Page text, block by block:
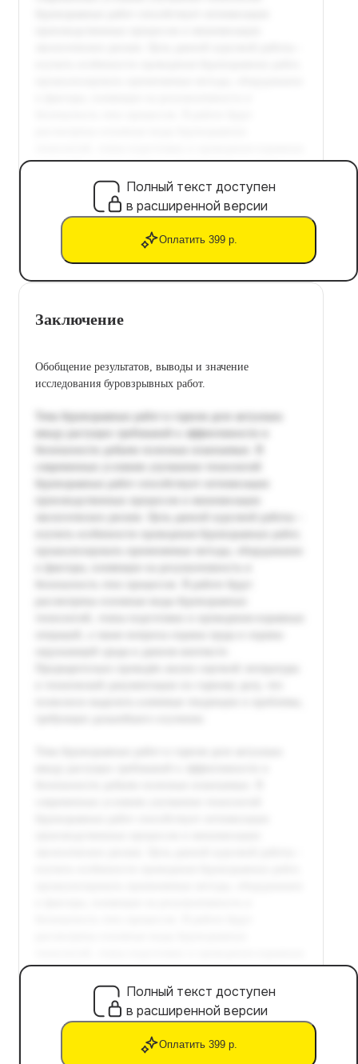
Полный текст доступен
в расширенной версии
Оплатить 399 р.
Заключение
Обобщение результатов, выводы и значение
исследования буровзрывных работ.
Полный текст доступен
в расширенной версии
Оплатить 399 р.